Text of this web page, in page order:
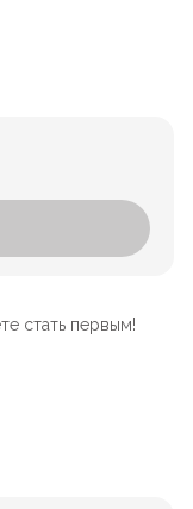
стать первым!